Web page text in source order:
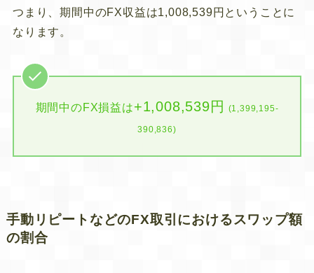
つまり、期間中のFX収益は1,008,539円ということに
なります。
期間中のFX損益は+1,008,539円 (1,399,195-
390,836)
手動リピートなどのFX取引におけるスワップ額
の割合